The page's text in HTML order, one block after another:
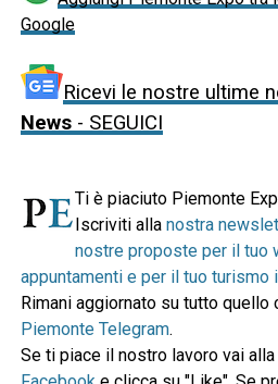
Google
Ricevi le nostre ultime
News- SEGUICI
Ti è piaciuto Piemonte
Iscriviti alla nostra
nostre proposte per il tuo
appuntamenti e per il tuo turismo
Rimani aggiornato su tutto quello
Piemonte Telegram.
Se ti piace il nostro lavoro vai alla